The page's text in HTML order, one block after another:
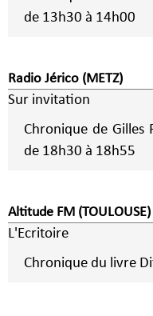
de 13h30 à 14h00
Radio Jérico (METZ)
Sur invitation
Chronique de
de 18h30 à 18h55
Altitude FM (TOULOUSE)
L'Ecritoire
Chronique du livre